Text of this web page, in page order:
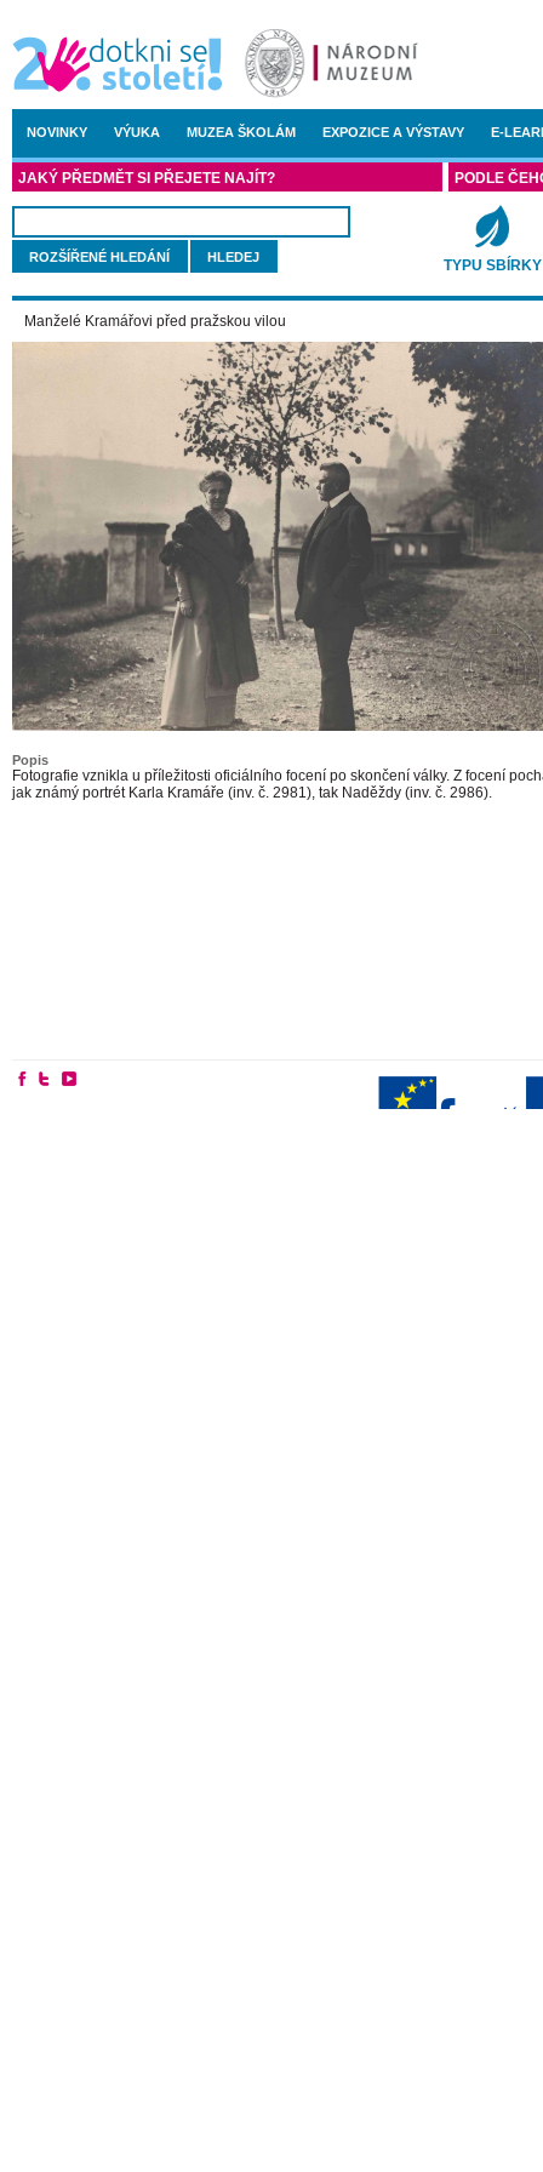
NOVINKY VÝUKA MUZEA ŠKOLÁM EXPOZICE A VÝSTAVY E-
JAKÝ PŘEDMĚT SI PŘEJETE NAJÍT?
ROZŠÍŘENÉ HLEDÁNÍ
PODLE
TYPU SBÍRKY
Manželé Kramářovi před pražskou vilou
Popis
Fotografie vznikla u příležitosti oficiálního focení po skončení války. Z focení
jak známý portrét Karla Kramáře (inv. č. 2981), tak Naděždy (inv. č. 2986).